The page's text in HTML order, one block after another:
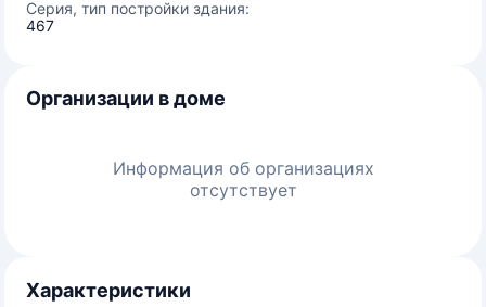
Серия, тип постройки здания:
467
Организации в доме
Информация об организациях
отсутствует
Характеристики